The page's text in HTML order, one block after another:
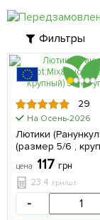
Фильтры
29
На Осень-2026
Лютики
(размер 5/6 ,
в упаковке
цена 117 грн
23.4 грн/шт
-